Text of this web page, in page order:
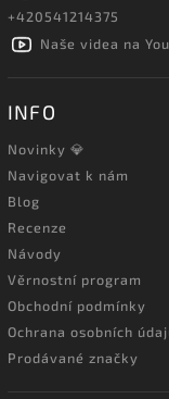
+420541214375
Naše videa na
INFO
Novinky 💎
Navigovat k nám
Blog
Recenze
Návody
Věrnostní program
Obchodní podmínky
Ochrana osobních
Prodávané značky